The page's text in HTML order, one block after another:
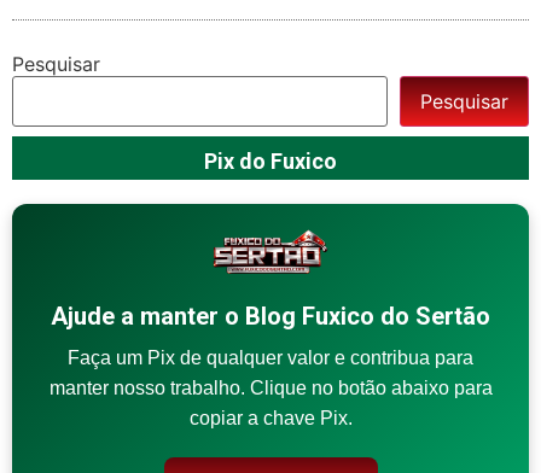
Pesquisar
Pesquisar
Pix do Fuxico
Ajude a manter o Blog Fuxico do Sertão
Faça um Pix de qualquer valor e contribua para
manter nosso trabalho. Clique no botão abaixo para
copiar a chave Pix.